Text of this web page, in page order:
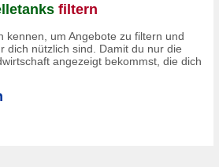
filtern
kennen, um Angebote zu filtern und
dich nützlich sind. Damit du nur die
angezeigt bekommst, die dich